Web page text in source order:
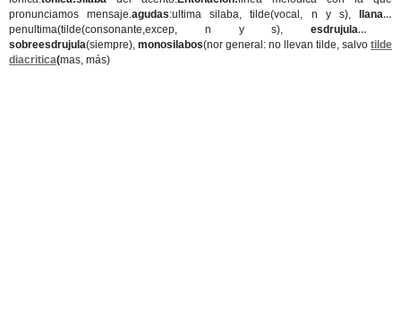
pronunciamos mensaje.agudas:ultima silaba, tilde(vocal, n y s), llanas :
penultima(tilde(consonante,excep, n y s),esdrujula y
sobreesdrujula(siempre), monosilabos(nor general: no llevan tilde, salvo tilde
diacritica(mas, más)